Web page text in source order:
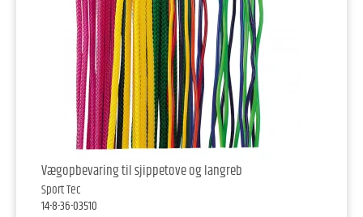
Vægopbevaring til sjippetove og langreb
Sport Tec
14-8-36-03510